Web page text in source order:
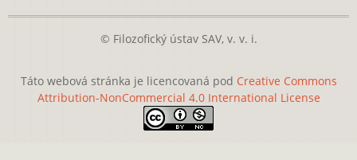
© Filozofický ústav SAV, v. v. i.
Táto webová stránka je licencovaná pod Creative Commons
Attribution-NonCommercial 4.0 International License